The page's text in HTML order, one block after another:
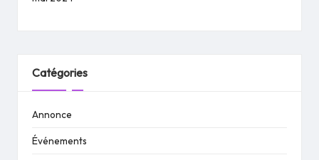
Catégories
Annonce
Événements